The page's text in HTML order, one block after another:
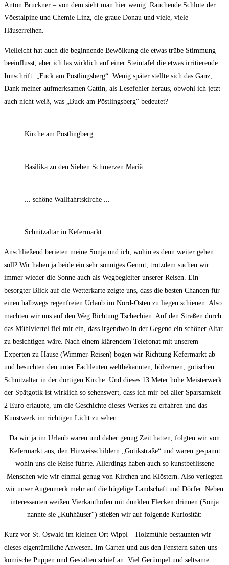
Anton Bruckner – von dem sieht man hier wenig: Rauchende Schlote der
Vöestalpine und Chemie Linz, die graue Donau und viele, viele
Häuserreihen.
Vielleicht hat auch die beginnende Bewölkung die etwas trübe Stimmung
beeinflusst, aber ich las wirklich auf einer Steintafel die etwas irritierende
Innschrift: „Fuck am Pöstlingsberg“. Wenig später stellte sich das Ganz,
Dank meiner aufmerksamen Gattin, als Lesefehler heraus, obwohl ich jetzt
auch nicht weiß, was „Buck am Pöstlingsberg“ bedeutet?
Kirche am Pöstlingberg
Basilika zu den Sieben Schmerzen Mariä
... schöne Wallfahrtskirche ...
Schnitzaltar in Kefermarkt
Anschließend berieten meine Sonja und ich, wohin es denn weiter gehen
soll? Wir haben ja beide ein sehr sonniges Gemüt, trotzdem suchen wir
immer wieder die Sonne auch als Wegbegleiter unserer Reisen. Ein
besorgter Blick auf die Wetterkarte zeigte uns, dass die besten Chancen für
einen halbwegs regenfreien Urlaub im Nord-Osten zu liegen schienen. Also
machten wir uns auf den Weg Richtung Tschechien. Auf den Straßen durch
das Mühlviertel fiel mir ein, dass irgendwo in der Gegend ein schöner Altar
zu besichtigen wäre. Nach einem klärendem Telefonat mit unserem
Experten zu Hause (Wimmer-Reisen) bogen wir Richtung Kefermarkt ab
und besuchten den unter Fachleuten weltbekannten, hölzernen, gotischen
Schnitzaltar in der dortigen Kirche. Und dieses 13 Meter hohe Meisterwerk
der Spätgotik ist wirklich so sehenswert, dass ich mir bei aller Sparsamkeit
2 Euro erlaubte, um die Geschichte dieses Werkes zu erfahren und das
Kunstwerk im richtigen Licht zu sehen.
Da wir ja im Urlaub waren und daher genug Zeit hatten, folgten wir von
Kefermarkt aus, den Hinweisschildern „Gotikstraße“ und waren gespannt
wohin uns die Reise führte. Allerdings haben auch so kunstbeflissene
Menschen wie wir einmal genug von Kirchen und Klöstern. Also verlegten
wir unser Augenmerk mehr auf die hügelige Landschaft und Dörfer. Neben
interessanten weißen Vierkanthöfen mit dunklen Flecken drinnen (Sonja
nannte sie „Kuhhäuser“) stießen wir auf folgende Kuriosität:
Kurz vor St. Oswald im kleinen Ort Wippl – Holzmühle bestaunten wir
dieses eigentümliche Anwesen. Im Garten und aus den Fenstern sahen uns
komische Puppen und Gestalten schief an. Viel Gerümpel und seltsame